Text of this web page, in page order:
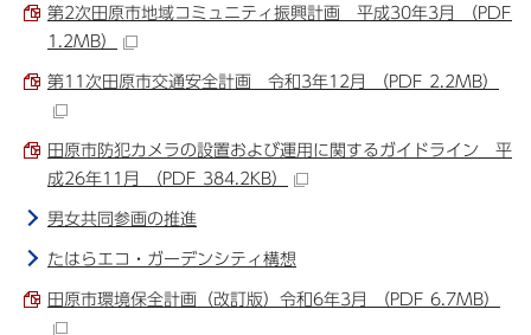
第2次田原市地域コミュニティ振興計画 平成30年3月 （PDF
1.2MB）
第11次田原市交通安全計画 令和3年12月 （PDF 2.2MB）
田原市防犯カメラの設置および運用に関するガイドライン 平
成26年11月 （PDF 384.2KB）
男女共同参画の推進
たはらエコ・ガーデンシティ構想
田原市環境保全計画（改訂版）令和6年3月 （PDF 6.7MB）